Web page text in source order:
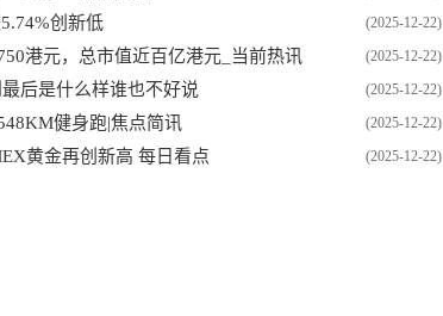
(2025-12-22)
创新低
(2025-12-22)
港元，总市值近百亿港元_当前热讯
(2025-12-22)
后是什么样谁也不好说
(2025-12-22)
健身跑|焦点简讯
(2025-12-22)
黄金再创新高 每日看点